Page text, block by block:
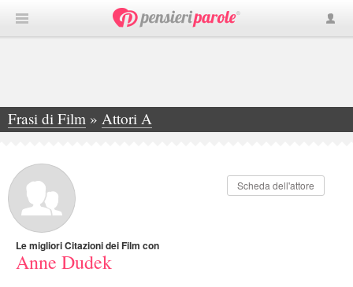
Frasi di Film » Attori A
»Anne Dudek
Scheda dell'attore
Le migliori Citazioni dei Film con
Anne Dudek